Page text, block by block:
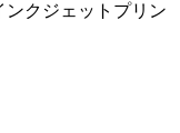
クジェットプリン